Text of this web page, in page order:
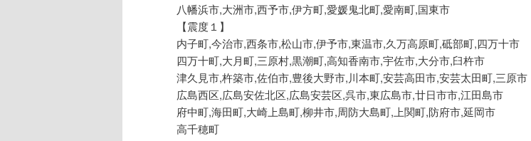
八幡浜市,大洲市,西予市,伊方町,愛媛鬼北町,愛南町,国東市
【震度１】
内子町,今治市,西条市,松山市,伊予市,東温市,久万高原町,砥部町,四万十市
四万十町,大月町,三原村,黒潮町,高知香南市,宇佐市,大分市,臼杵市
津久見市,杵築市,佐伯市,豊後大野市,川本町,安芸高田市,安芸太田町,三原市
広島西区,広島安佐北区,広島安芸区,呉市,東広島市,廿日市市,江田島市
府中町,海田町,大崎上島町,柳井市,周防大島町,上関町,防府市,延岡市
高千穂町